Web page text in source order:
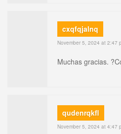
cxqfqjalnq
November 5, 2024 at 2:47
Muchas gracias.
qudenrqkfl
November 5, 2024 at 4:47